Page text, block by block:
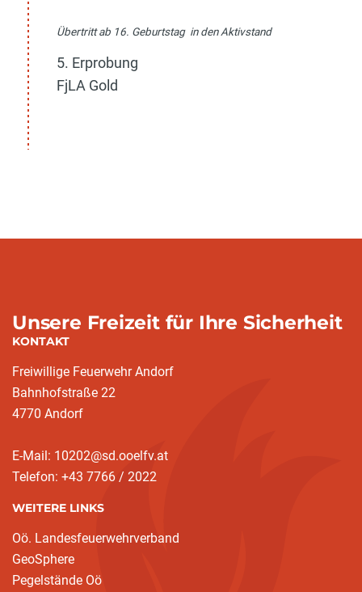
Übertritt ab 16. Geburtstag in den Aktivstand
5. Erprobung
FjLA Gold
Unsere Freizeit für Ihre Sicherheit
KONTAKT
Freiwillige Feuerwehr Andorf
Bahnhofstraße 22
4770 Andorf
E-Mail: 10202@sd.ooelfv.at
Telefon: +43 7766 / 2022
WEITERE LINKS
Oö. Landesfeuerwehrverband
GeoSphere
Pegelstände Oö